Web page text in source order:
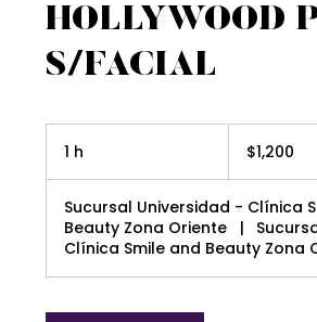
HOLLYWOOD
S/FACIAL
1 h
mexicanos
$1,200
Sucursal Universidad - Clínica
Beauty Zona Oriente
|
Clínica Smile and Beauty Zona